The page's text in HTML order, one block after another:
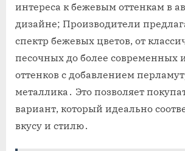
интереса к бежевым оттенкам в
дизайне; Производители
спектр бежевых цветов, от
песочных до более современных
оттенков с добавлением
металлика․ Это позволяет
вариант, который идеально
вкусу и стилю․